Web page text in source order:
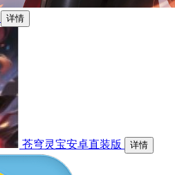
详情
苍穹灵宝安卓直装版 详情